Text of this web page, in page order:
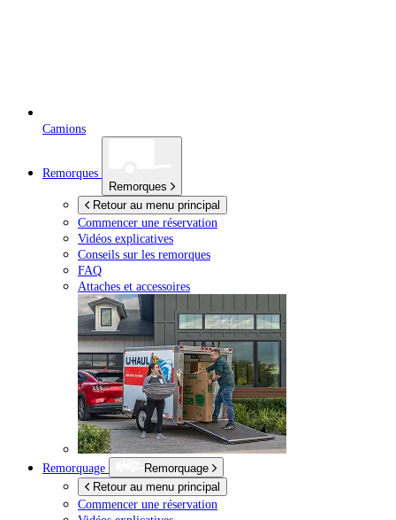
Camions
Remorques
Remorques
Retour au menu principal
Commencer une réservation
Vidéos explicatives
Conseils sur les remorques
FAQ
Attaches et accessoires
Remorquage
Remorquage
Retour au menu principal
Commencer une réservation